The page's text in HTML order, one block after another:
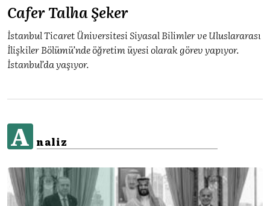
Cafer Talha Şeker
İstanbul Ticaret Üniversitesi Siyasal Bilimler ve Uluslararası
İlişkiler Bölümü’nde öğretim üyesi olarak görev yapıyor.
İstanbul’da yaşıyor.
A naliz